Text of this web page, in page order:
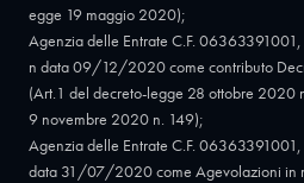
egge 19 maggio 2020);
Agenzia delle Entrate C.F.
n data 09/12/2020 come contributo
(Art.1 del decreto-legge 28 ottobre 2020
9 novembre 2020 n. 149);
Agenzia delle Entrate C.F.
data 31/07/2020 come Agevolazioni in